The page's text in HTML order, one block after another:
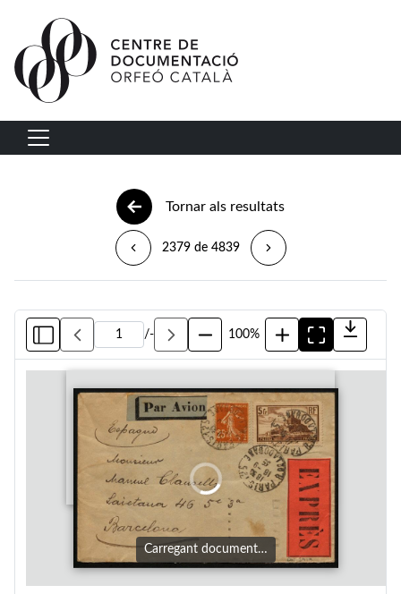
Vés al contingut
Navegació principal
Tornar als resultats
2379 de 4839
/- 100%
Carregant document…